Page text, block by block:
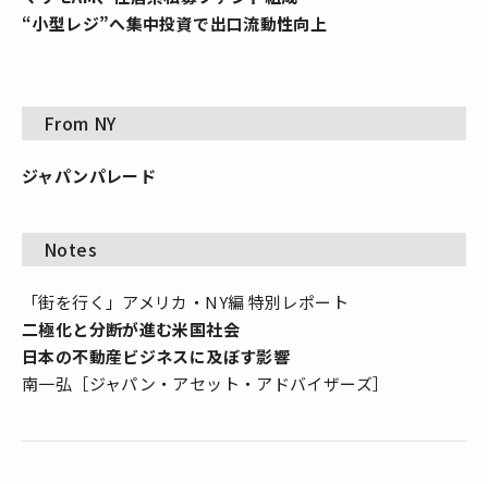
“小型レジ”へ集中投資で出口流動性向上
From NY
ジャパンパレード
Notes
「街を行く」アメリカ・NY編 特別レポート
二極化と分断が進む米国社会
日本の不動産ビジネスに及ぼす影響
南一弘［ジャパン・アセット・アドバイザーズ］